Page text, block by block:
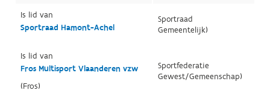
Is lid van
Sportraad Hamont-Achel
Sportraad
Gemeentelijk)
Is lid van
Fros Multisport Vlaanderen vzw
(Fros)
Sportfederatie
Gewest/Gemeenschap)